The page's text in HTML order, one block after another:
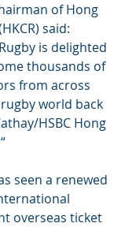
of Hong
said:
is delighted
thousands of
from across
world back
HSBC Hong
seen a renewed
overseas ticket